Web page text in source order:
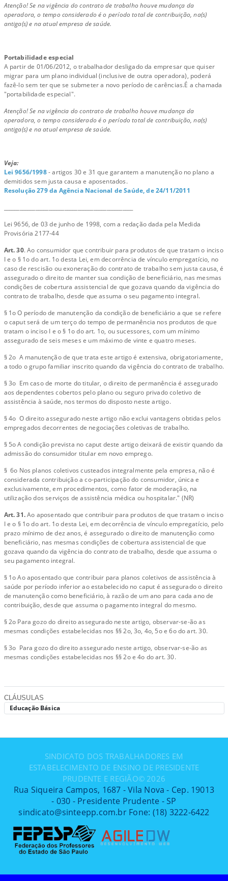
Atenção! Se na vigência do contrato de trabalho houve mudança da
operadora, o tempo considerado é o período total de contribuição, na(s)
antiga(s) e na atual empresa de saúde.
Portabilidade especial
A partir de 01/06/2012, o trabalhador desligado da empresar que quiser
migrar para um plano individual (inclusive de outra operadora), poderá
fazê-lo sem ter que se submeter a novo período de carências.É a chamada
"portabilidade especial".
Atenção! Se na vigência do contrato de trabalho houve mudança da
operadora, o tempo considerado é o período total de contribuição, na(s)
antiga(s) e na atual empresa de saúde.
Veja:
Lei 9656/1998- artigos 30 e 31 que garantem a manutenção no plano a
demitidos sem justa causa e aposentados.
Resolução 279 da Agência Nacional de Saúde, de 24/11/2011
Lei 9656, de 03 de junho de 1998, com a redação dada pela Medida
Provisória 2177-44
Art. 30. Ao consumidor que contribuir para produtos de que tratam o inciso
I e o § 1o do art. 1o desta Lei, em decorrência de vínculo empregatício, no
caso de rescisão ou exoneração do contrato de trabalho sem justa causa, é
assegurado o direito de manter sua condição de beneficiário, nas mesmas
condições de cobertura assistencial de que gozava quando da vigência do
contrato de trabalho, desde que assuma o seu pagamento integral.
§ 1o O período de manutenção da condição de beneficiário a que se refere
o caput será de um terço do tempo de permanência nos produtos de que
tratam o inciso I e o § 1o do art. 1o, ou sucessores, com um mínimo
assegurado de seis meses e um máximo de vinte e quatro meses.
§ 2o A manutenção de que trata este artigo é extensiva, obrigatoriamente,
a todo o grupo familiar inscrito quando da vigência do contrato de trabalho.
§ 3o Em caso de morte do titular, o direito de permanência é assegurado
aos dependentes cobertos pelo plano ou seguro privado coletivo de
assistência à saúde, nos termos do disposto neste artigo.
§ 4o O direito assegurado neste artigo não exclui vantagens obtidas pelos
empregados decorrentes de negociações coletivas de trabalho.
§ 5o A condição prevista no caput deste artigo deixará de existir quando da
admissão do consumidor titular em novo emprego.
§ 6o Nos planos coletivos custeados integralmente pela empresa, não é
considerada contribuição a co-participação do consumidor, única e
exclusivamente, em procedimentos, como fator de moderação, na
utilização dos serviços de assistência médica ou hospitalar." (NR)
Art. 31.Ao aposentado que contribuir para produtos de que tratam o inciso
I e o § 1o do art. 1o desta Lei, em decorrência de vínculo empregatício, pelo
prazo mínimo de dez anos, é assegurado o direito de manutenção como
beneficiário, nas mesmas condições de cobertura assistencial de que
gozava quando da vigência do contrato de trabalho, desde que assuma o
seu pagamento integral.
§ 1o Ao aposentado que contribuir para planos coletivos de assistência à
saúde por período inferior ao estabelecido no caput é assegurado o direito
de manutenção como beneficiário, à razão de um ano para cada ano de
contribuição, desde que assuma o pagamento integral do mesmo.
§ 2o Para gozo do direito assegurado neste artigo, observar-se-ão as
mesmas condições estabelecidas nos §§ 2o, 3o, 4o, 5o e 6o do art. 30.
§ 3o Para gozo do direito assegurado neste artigo, observar-se-ão as
mesmas condições estabelecidas nos §§ 2o e 4o do art. 30.
CLÁUSULAS
Educação Básica
SINDICATO DOS TRABALHADORES EM
ESTABELECIMENTO DE ENSINO DE PRESIDENTE
PRUDENTE E REGIÃO© 2026
Rua Siqueira Campos, 1687 - Vila Nova - Cep. 19013
- 030 - Presidente Prudente - SP
sindicato@sinteepp.com.br Fone: (18) 3222-6422